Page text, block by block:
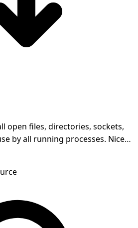
open files, directories, sockets,
by all running processes. Nice